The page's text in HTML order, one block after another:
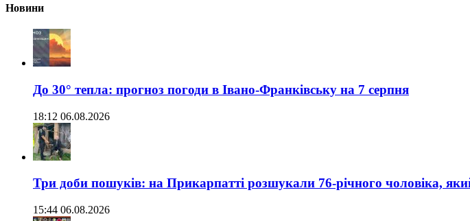
Новини
До 30° тепла: прогноз погоди в Івано-Франківську на 7 серпня
18:12 06.08.2026
Три доби пошуків: на Прикарпатті розшукали 76-річного чоловіка,
15:44 06.08.2026